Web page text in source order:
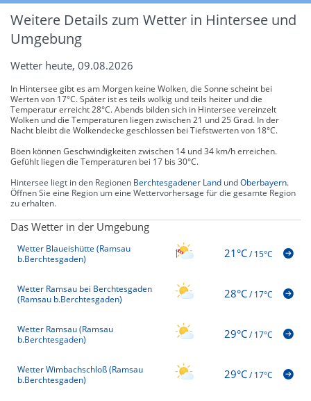
Weitere Details zum Wetter in Hintersee und
Umgebung
Wetter heute, 09.08.2026
In Hintersee gibt es am Morgen keine Wolken, die Sonne scheint bei
Werten von 17°C. Später ist es teils wolkig und teils heiter und die
Temperatur erreicht 28°C. Abends bilden sich in Hintersee vereinzelt
Wolken und die Temperaturen liegen zwischen 21 und 25 Grad. In der
Nacht bleibt die Wolkendecke geschlossen bei Tiefstwerten von 18°C.
Böen können Geschwindigkeiten zwischen 14 und 34 km/h erreichen.
Gefühlt liegen die Temperaturen bei 17 bis 30°C.
Hintersee liegt in den Regionen Berchtesgadener Land undOberbayern.
Öffnen Sie eine Region um eine Wettervorhersage für die gesamte Region
zu erhalten.
Das Wetter in der Umgebung
Wetter Blaueishütte (Ramsau
b.Berchtesgaden)
21°C/15°C
Wetter Ramsau bei Berchtesgaden
(Ramsau b.Berchtesgaden)
28°C/17°C
Wetter Ramsau (Ramsau
b.Berchtesgaden)
29°C/17°C
Wetter Wimbachschloß (Ramsau
b.Berchtesgaden)
29°C/17°C